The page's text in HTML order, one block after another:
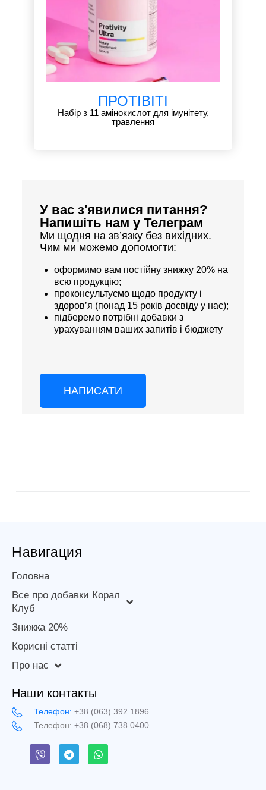
ПРОТІВІТІ
Набір з 11 амінокислот для імунітету,
травлення
У вас з'явилися питання?
Напишіть нам у Телеграм
Ми щодня на зв’язку без вихідних.
Чим ми можемо допомогти:
оформимо вам постійну знижку 20% на
всю продукцію;
проконсультуємо щодо продукту і
здоров’я (понад 15 років досвіду у нас);
підберемо потрібні добавки з
урахуванням ваших запитів і бюджету
НАПИСАТИ
Навигация
Головна
Все про добавки Корал
Клуб
Знижка 20%
Корисні статті
Про нас
Наши контакты
Телефон: +38 (063) 392 1896
Телефон: +38 (068) 738 0400